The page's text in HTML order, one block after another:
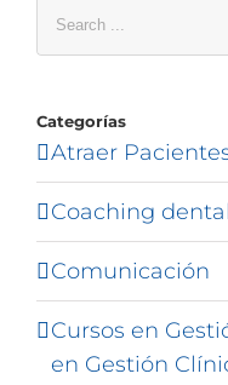
Categorías
Atraer
Coaching dental
Comunicación
Cursos en
en Gestión